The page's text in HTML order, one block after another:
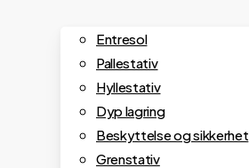
Entresol
Pallestativ
Hyllestativ
Dyp lagring
Beskyttelse og sikkerhet
Grenstativ